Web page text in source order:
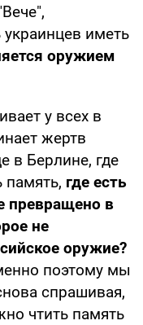
иметь
оружием
у всех в
жертв
в Берлине, где
где есть
превращено в
не
оружие?
поэтому мы
спрашивая,
чтить память